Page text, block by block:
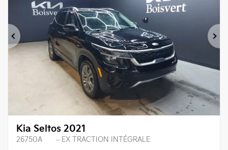
Précédent
Kia Seltos 2021
26750A – EX TRACTION INTÉGRALE